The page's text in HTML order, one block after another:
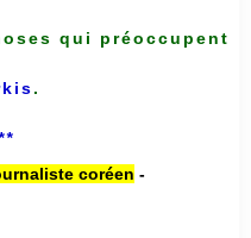
qui préoccupent
.
coréen -